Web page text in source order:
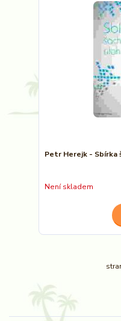
Petr Herejk - Sbírka
Není skladem